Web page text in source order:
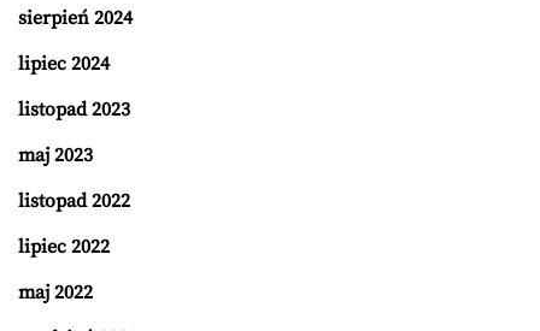
sierpień 2024
lipiec 2024
listopad 2023
maj 2023
listopad 2022
lipiec 2022
maj 2022